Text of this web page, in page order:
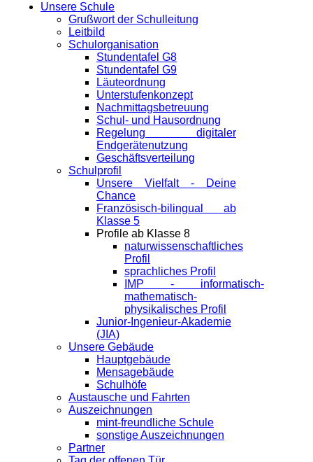
Unsere Schule
Grußwort der Schulleitung
Leitbild
Schulorganisation
Stundentafel G8
Stundentafel G9
Läuteordnung
Unterstufenkonzept
Nachmittagsbetreuung
Schul- und Hausordnung
Regelung digitaler
Endgeräte­nutzung
Geschäftsverteilung
Schulprofil
Unsere Vielfalt - Deine
Chance
Französisch-bilingual ab
Klasse 5
Profile ab Klasse 8
naturwissenschaftliches
Profil
sprachliches Profil
IMP - informatisch-
mathematisch-
physikalisches Profil
Junior-Ingenieur-Akademie
(JIA)
Unsere Gebäude
Hauptgebäude
Mensagebäude
Schulhöfe
Austausche und Fahrten
Auszeichnungen
mint-freundliche Schule
sonstige Auszeichnungen
Partner